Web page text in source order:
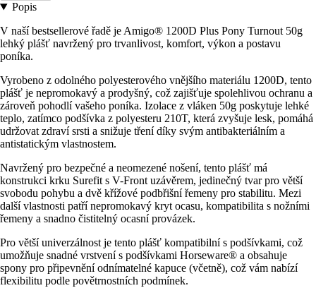
Popis
V naší bestsellerové řadě je Amigo® 1200D Plus Pony Turnout 50g
lehký plášť navržený pro trvanlivost, komfort, výkon a postavu
poníka.
Vyrobeno z odolného polyesterového vnějšího materiálu 1200D, tento
plášť je nepromokavý a prodyšný, což zajišťuje spolehlivou ochranu a
zároveň pohodlí vašeho poníka. Izolace z vláken 50g poskytuje lehké
teplo, zatímco podšívka z polyesteru 210T, která zvyšuje lesk, pomáhá
udržovat zdraví srsti a snižuje tření díky svým antibakteriálním a
antistatickým vlastnostem.
Navržený pro bezpečné a neomezené nošení, tento plášť má
konstrukci krku Surefit s V-Front uzávěrem, jedinečný tvar pro větší
svobodu pohybu a dvě křížové podbřišní řemeny pro stabilitu. Mezi
další vlastnosti patří nepromokavý kryt ocasu, kompatibilita s nožními
řemeny a snadno čistitelný ocasní provázek.
Pro větší univerzálnost je tento plášť kompatibilní s podšívkami, což
umožňuje snadné vrstvení s podšívkami Horseware® a obsahuje
spony pro připevnění odnímatelné kapuce (včetně), což vám nabízí
flexibilitu podle povětrnostních podmínek.